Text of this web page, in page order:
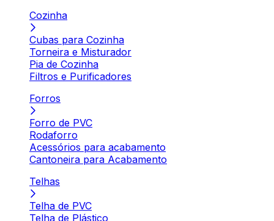
Cozinha
Cubas para Cozinha
Torneira e Misturador
Pia de Cozinha
Filtros e Purificadores
Forros
Forro de PVC
Rodaforro
Acessórios para acabamento
Cantoneira para Acabamento
Telhas
Telha de PVC
Telha de Plástico